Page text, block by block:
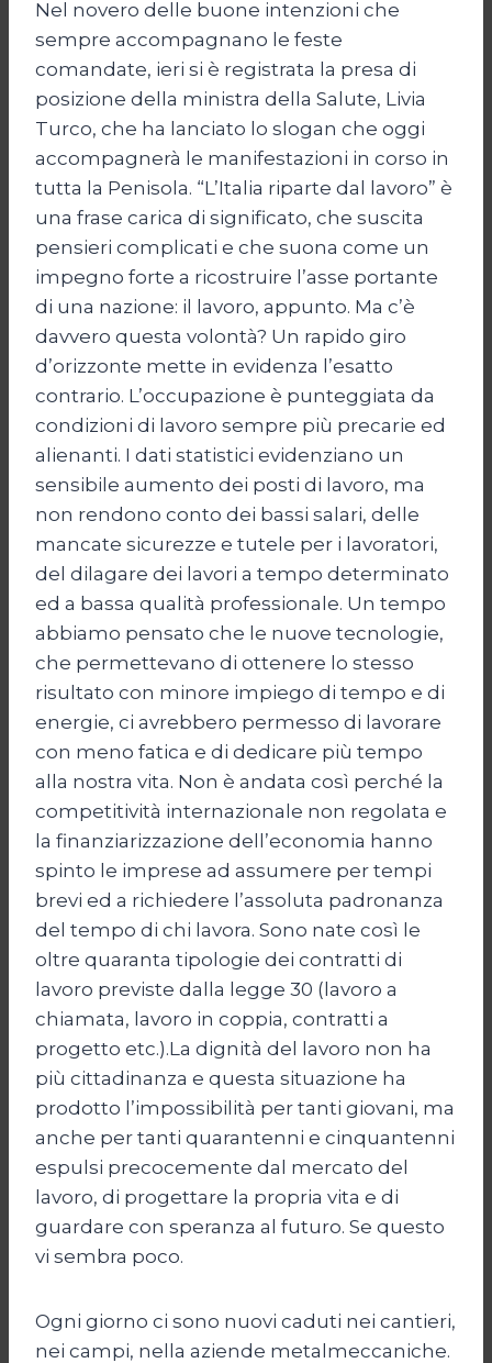
Nel novero delle buone intenzioni che
sempre accompagnano le feste
comandate, ieri si è registrata la presa di
posizione della ministra della Salute, Livia
Turco, che ha lanciato lo slogan che oggi
accompagnerà le manifestazioni in corso in
tutta la Penisola. “L’Italia riparte dal lavoro” è
una frase carica di significato, che suscita
pensieri complicati e che suona come un
impegno forte a ricostruire l’asse portante
di una nazione: il lavoro, appunto. Ma c’è
davvero questa volontà? Un rapido giro
d’orizzonte mette in evidenza l’esatto
contrario. L’occupazione è punteggiata da
condizioni di lavoro sempre più precarie ed
alienanti. I dati statistici evidenziano un
sensibile aumento dei posti di lavoro, ma
non rendono conto dei bassi salari, delle
mancate sicurezze e tutele per i lavoratori,
del dilagare dei lavori a tempo determinato
ed a bassa qualità professionale. Un tempo
abbiamo pensato che le nuove tecnologie,
che permettevano di ottenere lo stesso
risultato con minore impiego di tempo e di
energie, ci avrebbero permesso di lavorare
con meno fatica e di dedicare più tempo
alla nostra vita. Non è andata così perché la
competitività internazionale non regolata e
la finanziarizzazione dell’economia hanno
spinto le imprese ad assumere per tempi
brevi ed a richiedere l’assoluta padronanza
del tempo di chi lavora. Sono nate così le
oltre quaranta tipologie dei contratti di
lavoro previste dalla legge 30 (lavoro a
chiamata, lavoro in coppia, contratti a
progetto etc.).La dignità del lavoro non ha
più cittadinanza e questa situazione ha
prodotto l’impossibilità per tanti giovani, ma
anche per tanti quarantenni e cinquantenni
espulsi precocemente dal mercato del
lavoro, di progettare la propria vita e di
guardare con speranza al futuro. Se questo
vi sembra poco.
Ogni giorno ci sono nuovi caduti nei cantieri,
nei campi, nella aziende metalmeccaniche.